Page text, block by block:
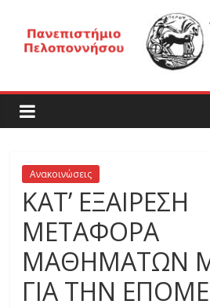
περιεχόμενο
Τ
μ
ή
μ
α
Ανακοινώσεις
ΚΑΤ’ ΕΞΑΙΡΕΣΗ
ΜΕΤΑΦΟΡΑ
ΜΑΘΗΜΑΤΩΝ
ΓΙΑ ΤΗΝ